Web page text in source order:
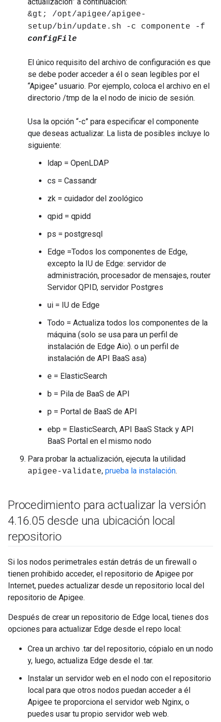
&gt; /opt/apigee/apigee-
setup/bin/update.sh -c componente -f
configFile
El único requisito del archivo de configuración es que
se debe poder acceder a él o sean legibles por el
“Apigee” usuario. Por ejemplo, coloca el archivo en el
directorio /tmp de la el nodo de inicio de sesión.
Usa la opción “-c” para especificar el componente
que deseas actualizar. La lista de posibles incluye lo
siguiente:
ldap = OpenLDAP
cs = Cassandr
zk = cuidador del zoológico
qpid = qpidd
ps = postgresql
Edge =Todos los componentes de Edge,
excepto la IU de Edge: servidor de
administración, procesador de mensajes, router
Servidor QPID, servidor Postgres
ui = IU de Edge
Todo = Actualiza todos los componentes de la
máquina (solo se usa para un perfil de
instalación de Edge Aio). o un perfil de
instalación de API BaaS asa)
e = ElasticSearch
b = Pila de BaaS de API
p = Portal de BaaS de API
ebp = ElasticSearch, API BaaS Stack y API
BaaS Portal en el mismo nodo
Para probar la actualización, ejecuta la utilidad
apigee-validate, prueba la instalación.
Procedimiento para actualizar la versión
4.16.05 desde una ubicación local
repositorio
Si los nodos perimetrales están detrás de un firewall o
tienen prohibido acceder, el repositorio de Apigee por
Internet, puedes actualizar desde un repositorio local del
repositorio de Apigee.
Después de crear un repositorio de Edge local, tienes dos
opciones para actualizar Edge desde el repo local:
Crea un archivo .tar del repositorio, cópialo en un nodo
y, luego, actualiza Edge desde el .tar.
Instalar un servidor web en el nodo con el repositorio
local para que otros nodos puedan acceder a él
Apigee te proporciona el servidor web Nginx, o
puedes usar tu propio servidor web web.